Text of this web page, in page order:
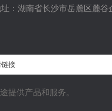
：湖南省长沙市岳麓区麓谷
提供产品和服务。